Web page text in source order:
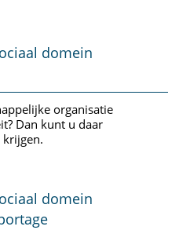
domein
organisatie
Dan kunt u daar
domein